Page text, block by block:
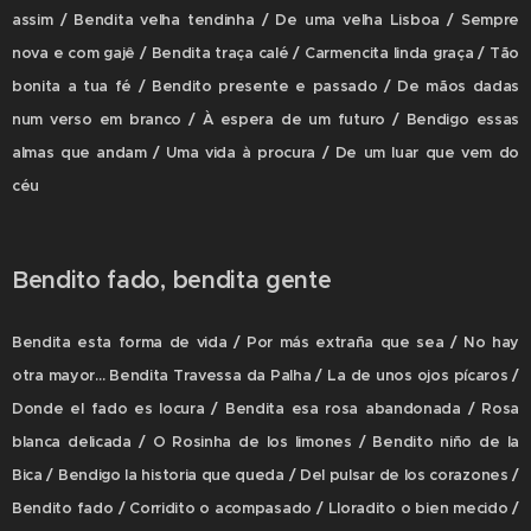
assim / Bendita velha tendinha / De uma velha Lisboa / Sempre
nova e com gajê / Bendita traça calé / Carmencita linda graça / Tão
bonita a tua fé / Bendito presente e passado / De mãos dadas
num verso em branco / À espera de um futuro / Bendigo essas
almas que andam / Uma vida à procura / De um luar que vem do
céu
Bendito fado, bendita gente
Bendita esta forma de vida / Por más extraña que sea / No hay
otra mayor... Bendita Travessa da Palha / La de unos ojos pícaros /
Donde el fado es locura / Bendita esa rosa abandonada / Rosa
blanca delicada / O Rosinha de los limones / Bendito niño de la
Bica / Bendigo la historia que queda / Del pulsar de los corazones /
Bendito fado / Corridito o acompasado / Lloradito o bien mecido /